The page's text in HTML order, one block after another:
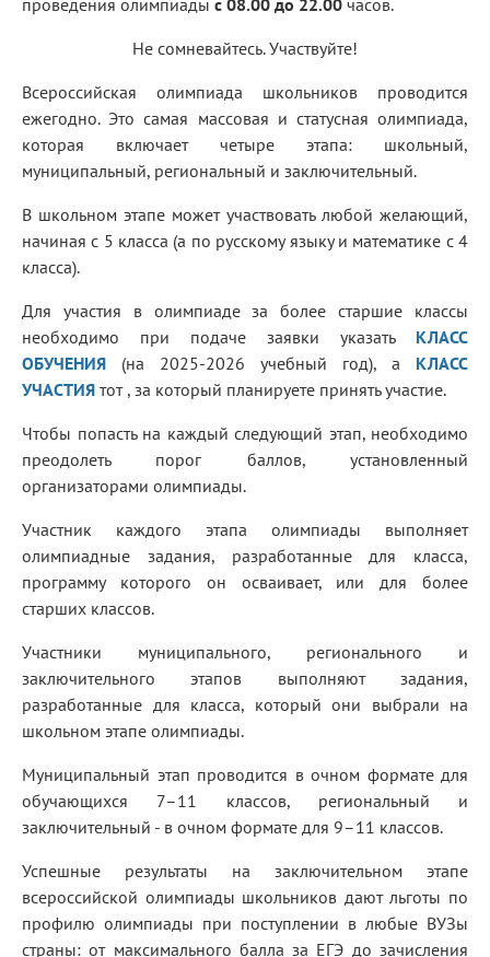
проведения олимпиады с 08.00 до 22.00 часов.
Не сомневайтесь. Участвуйте!
Всероссийская олимпиада школьников проводится
ежегодно. Это самая массовая и статусная олимпиада,
которая включает четыре этапа: школьный,
муниципальный, региональный и заключительный.
В школьном этапе может участвовать любой желающий,
начиная с 5 класса (а по русскому языку и математике с 4
класса).
Для участия в олимпиаде за более старшие классы
необходимо при подаче заявки указать КЛАСС
ОБУЧЕНИЯ (на 2025-2026 учебный год), а КЛАСС
УЧАСТИЯ тот , за который планируете принять участие.
Чтобы попасть на каждый следующий этап, необходимо
преодолеть порог баллов, установленный
организаторами олимпиады.
Участник каждого этапа олимпиады выполняет
олимпиадные задания, разработанные для класса,
программу которого он осваивает, или для более
старших классов.
Участники муниципального, регионального и
заключительного этапов выполняют задания,
разработанные для класса, который они выбрали на
школьном этапе олимпиады.
Муниципальный этап проводится в очном формате для
обучающихся 7–11 классов, региональный и
заключительный - в очном формате для 9–11 классов.
Успешные результаты на заключительном этапе
всероссийской олимпиады школьников дают льготы по
профилю олимпиады при поступлении в любые ВУЗы
страны: от максимального балла за ЕГЭ до зачисления